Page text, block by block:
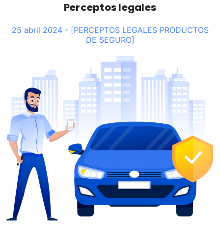
Perceptos legales
25 abril 2024 - [PERCEPTOS LEGALES PRODUCTOS
DE SEGURO]